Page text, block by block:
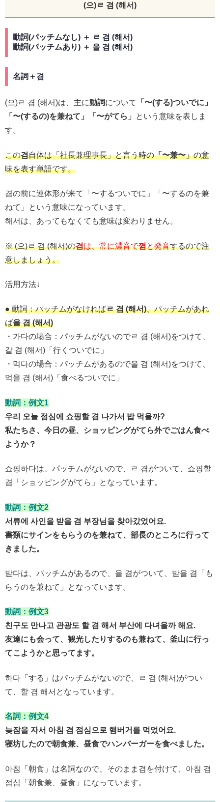
(으)ㄹ 겸 (해서)
動詞(パッチムなし) ＋ ㄹ 겸 (해서)
動詞(パッチムあり) ＋ 을 겸 (해서)
名詞＋겸
(으)ㄹ 겸 (해서)は、主に動詞について
「〜(する)ついでに」
「〜(するの)を兼ねて」「〜がてら」
という意味を表しま
す。
この겸自体は「社長兼理事長」と言う時の「〜兼〜」の意
味を表す単語です。
겸の前に連体形が来て「〜するついでに」「〜するのを兼
ねて」という意味になっています。
해서は、あってもなくても意味は変わりません。
※ (으)ㄹ 겸 (해서)の겸は、常に濃音で꼄と発音するので注
意しましょう。
活用方法↓
● 動詞：パッチムがなければㄹ 겸 (해서)、パッチムがあれ
ば을 겸 (해서)
・가다の場合：パッチムがないのでㄹ 겸 (해서)をつけて、
갈 겸 (해서)「行くついでに」
・먹다の場合：パッチムがあるので을 겸 (해서)をつけて、
먹을 겸 (해서)「食べるついでに」
動詞：例文1
우리 오늘 점심에 쇼핑할 겸 나가서 밥 먹을까?
私たちさ、今日の昼、ショッピングがてら外でごはん食べ
ようか？
쇼핑하다は、パッチムがないので、ㄹ 겸がついて、쇼핑할
겸「ショッピングがてら」となっています。
動詞：例文2
서류에 사인을 받을 겸 부장님을 찾아갔었어요.
書類にサインをもらうのを兼ねて、部長のところに行って
きました。
받다は、パッチムがあるので、을 겸がついて、받을 겸「も
らうのを兼ねて」となっています。
動詞：例文3
친구도 만나고 관광도 할 겸 해서 부산에 다녀올까 해요.
友達にも会って、観光したりするのも兼ねて、釜山に行っ
てこようかと思ってます。
하다「する」はパッチムがないので、ㄹ 겸 (해서)がつい
て、할 겸 해서となっています。
名詞：例文4
늦잠을 자서 아침 겸 점심으로 햄버거를 먹었어요.
寝坊したので朝食兼、昼食でハンバーガーを食べました。
아침「朝食」は名詞なので、そのまま겸を付けて、아침 겸
점심「朝食兼、昼食」になっています。